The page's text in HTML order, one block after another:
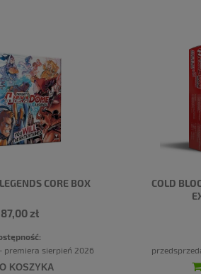
CORE BOX
zł
premiera sierpień 2026
KOSZYKA
COLD